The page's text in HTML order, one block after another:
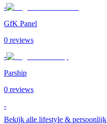
-
GfK Panel
0 reviews
-
Parship
0 reviews
-
Bekijk alle lifestyle & persoonlijk